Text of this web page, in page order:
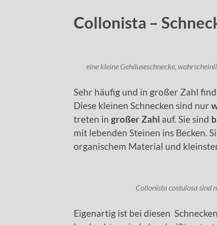
Collonista –
eine kleine Gehäuseschnecke,
Sehr häufig und in großer Zahl
Diese kleinen Schnecken sind nur
treten in großer Zahl auf. Sie sind
mit lebenden Steinen ins Becken.
organischem Material und
Collonista costulosa sind
Eigenartig ist bei diesen